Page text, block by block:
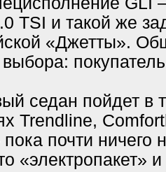
TSI и такой же
«Джетты».
седан пойдет в
Trendline,
почти ничего
«электропакет»